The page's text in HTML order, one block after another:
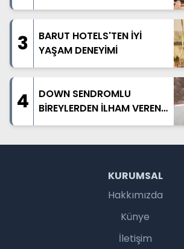
3
BARUT HOTELS'TEN İYİ
YAŞAM DENEYİMİ
4
DOWN SENDROMLU
BİREYLERDEN İLHAM VEREN
SABUN ATÖLYESİ
KURUMSAL
Hakkımızda
Künye
İletişim